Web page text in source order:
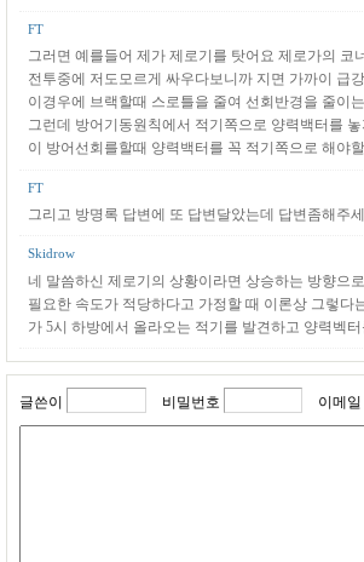
FT
그러면 예를들어 제가 제로기를 탓어요 제로가의 코
전투중에 저도모르게 싸우다보니까 지면 가까이 급
이경우에 브랙할때 스로틀을 줄여 선회반경을 줄이
그런데 방어기동원칙에서 적기쪽으로 양력백터를
이 방어선회를할때 양력백터를 꼭 적기쪽으로 해야
FT
그리고 방명록 답변에 또 답변달았는데 답변좀해주
Skidrow
네 말씀하신 제로기의 상황이라면 상승하는 방향으
필요한 속도가 적당하다고 가정할 때 이론상 그렇
가 5시 하방에서 올라오는 적기를 발견하고 양력벡
글쓴이 비밀번호 이메